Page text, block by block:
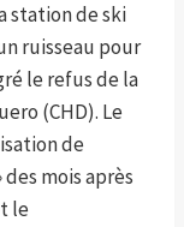
station de ski
ruisseau pour
le refus de la
(CHD). Le
de
mois après
le